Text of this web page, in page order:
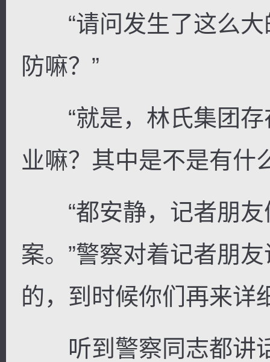
“请问发生了这么大
防嘛？”
“就是，林氏集团存
业嘛？其中是不是有什
“都安静，记者朋友
案。”警察对着记者朋
的，到时候你们再来详
听到警察同志都讲